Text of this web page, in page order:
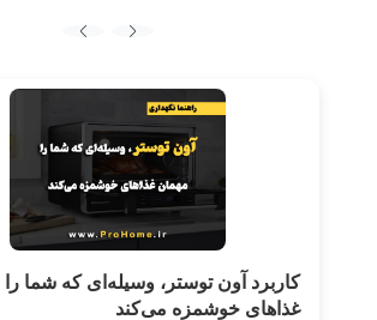
کاربرد آون توستر، وسیله‌ای که شما
غذاهای خوشمزه می‌کند